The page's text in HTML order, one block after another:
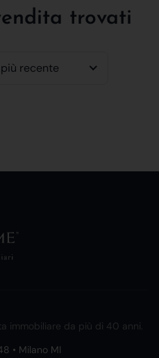
trovati
recente
immobiliare da più di 40 anni.
• Milano MI